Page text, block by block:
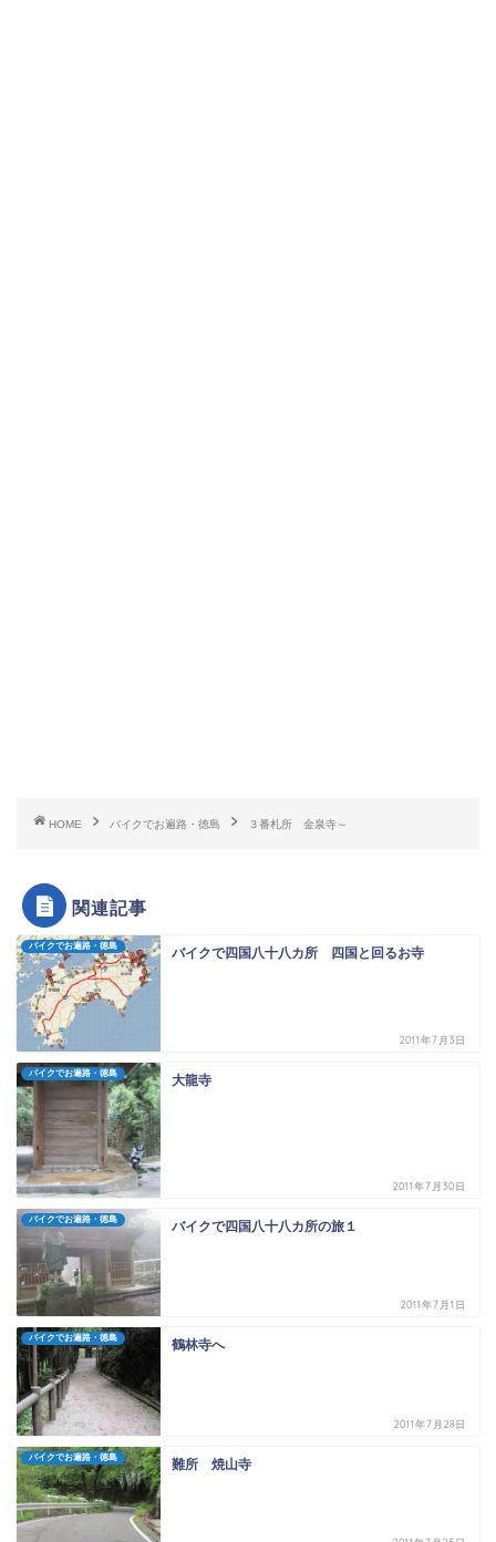
HOME バイクでお遍路・徳島 ３番札所 金泉寺～
関連記事
バイクでお遍路・徳島 バイクで四国八十八カ所 四国と回るお寺
2011年7月3日
バイクでお遍路・徳島 大龍寺
2011年7月30日
バイクでお遍路・徳島 バイクで四国八十八カ所の旅１
2011年7月1日
バイクでお遍路・徳島 鶴林寺へ
2011年7月28日
バイクでお遍路・徳島 難所 焼山寺